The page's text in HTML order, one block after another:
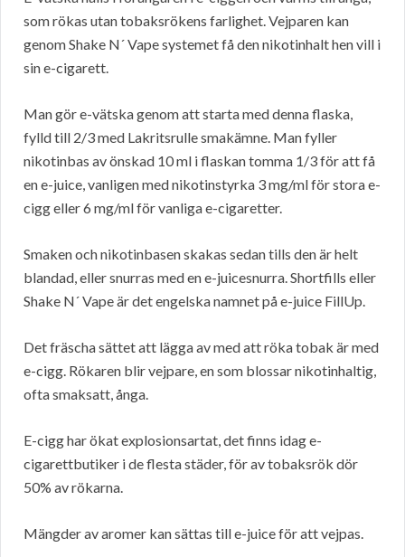
som rökas utan tobaksrökens farlighet. Vejparen kan
genom Shake N´ Vape systemet få den nikotinhalt hen vill i
sin e-cigarett.
Man gör e-vätska genom att starta med denna flaska,
fylld till 2/3 med Lakritsrulle smakämne. Man fyller
nikotinbas av önskad 10 ml i flaskan tomma 1/3 för att få
en e-juice, vanligen med nikotinstyrka 3 mg/ml för stora e-
cigg eller 6 mg/ml för vanliga e-cigaretter.
Smaken och nikotinbasen skakas sedan tills den är helt
blandad, eller snurras med en e-juicesnurra. Shortfills eller
Shake N´ Vape är det engelska namnet på e-juice FillUp.
Det fräscha sättet att lägga av med att röka tobak är med
e-cigg. Rökaren blir vejpare, en som blossar nikotinhaltig,
ofta smaksatt, ånga.
E-cigg har ökat explosionsartat, det finns idag e-
cigarettbutiker i de flesta städer, för av tobaksrök dör
50% av rökarna.
Mängder av aromer kan sättas till e-juice för att vejpas.